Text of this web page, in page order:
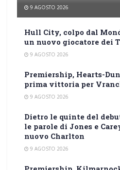
9 AGOSTO 2026
Hull City, colpo dal
un nuovo giocatore dei
9 AGOSTO 2026
Premiership, Hearts-
prima vittoria per
9 AGOSTO 2026
Dietro le quinte del
le parole di Jones e
nuovo Charlton
9 AGOSTO 2026